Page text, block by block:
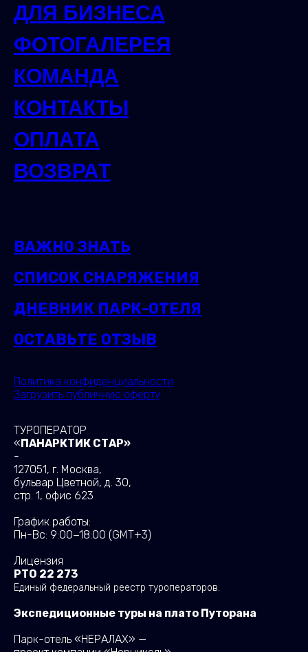
ДЛЯ БИЗНЕСА
ФОТОГАЛЕРЕЯ
КОМАНДА
КОНТАКТЫ
ОПЛАТА
ВОЗВРАТ
ВАЖНО ЗНАТЬ
СПИСОК СНАРЯЖЕНИЯ
ДНЕВНИК ПАРК-ОТЕЛЯ
ОСТАВЬТЕ ОТЗЫВ
Политика конфиденциальности
Загрузить публичную оферту
ТУРОПЕРАТОР
«ПАНАРКТИК СТАР»
-
127051, г. Москва,
бульвар Цветной, д. 30,
стр. 1, офис 623
График работы:
Пн-Вс: 9:00−18:00 (GMT+3)
Лицензия
РТО 22 273
Единый федеральный реестр туроператоров.
Экспедиционные туры на плато Путорана
Парк-отель «НЕРАЛАХ» —